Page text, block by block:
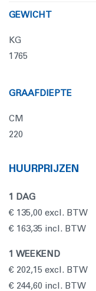
GEWICHT
KG
1765
GRAAFDIEPTE
CM
220
HUURPRIJZEN
1 DAG
€ 135,00 excl. BTW
€ 163,35 incl. BTW
1 WEEKEND
€ 202,15 excl. BTW
€ 244,60 incl. BTW